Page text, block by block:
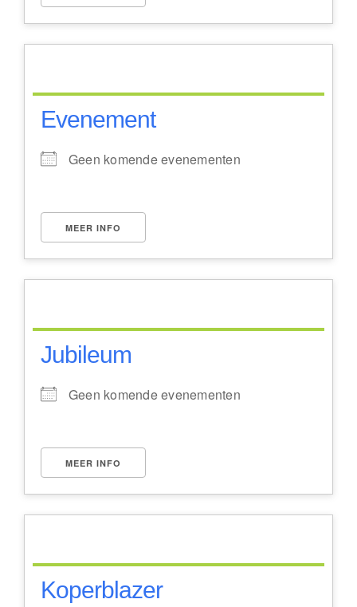
Evenement
Geen komende evenementen
MEER INFO
Jubileum
Geen komende evenementen
MEER INFO
Koperblazer